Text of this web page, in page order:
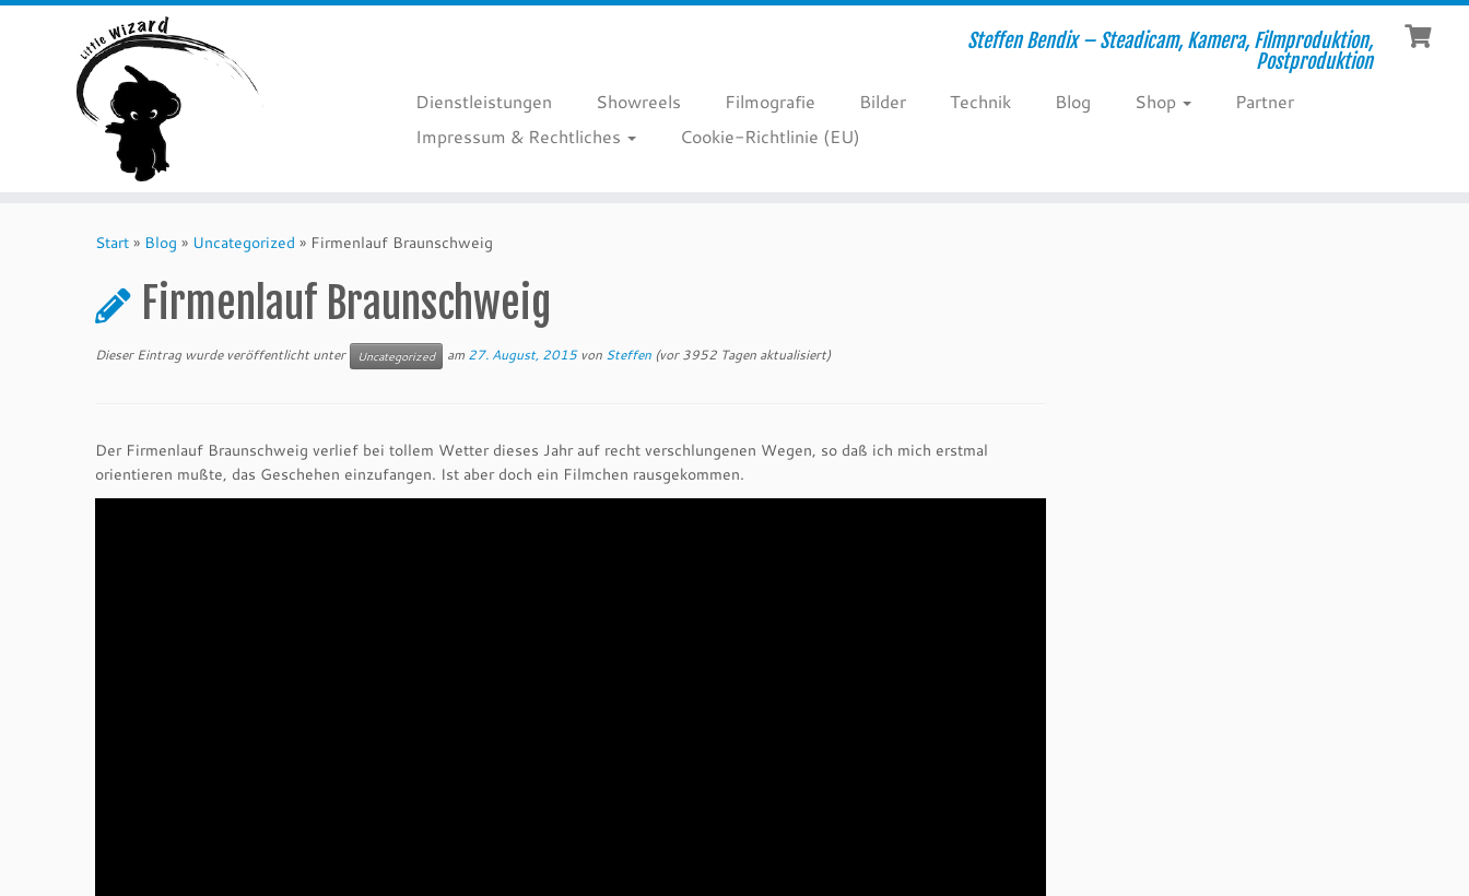
Steffen Bendix – Steadicam, Kamera, Filmproduktion,
Postproduktion
Dienstleistungen Showreels Filmografie Bilder Technik Blog Shop
Partner
Impressum & Rechtliches
Cookie-Richtlinie (EU)
Start » Blog » Uncategorized » Firmenlauf Braunschweig
Firmenlauf Braunschweig
Dieser Eintrag wurde veröffentlicht unter Uncategorized am 27. August, 2015 von Steffen (vor 3952 Tagen aktualisiert)
Der Firmenlauf Braunschweig verlief bei tollem Wetter dieses Jahr auf recht verschlungenen Wegen, so daß ich mich erstmal
orientieren mußte, das Geschehen einzufangen. Ist aber doch ein Filmchen rausgekommen.